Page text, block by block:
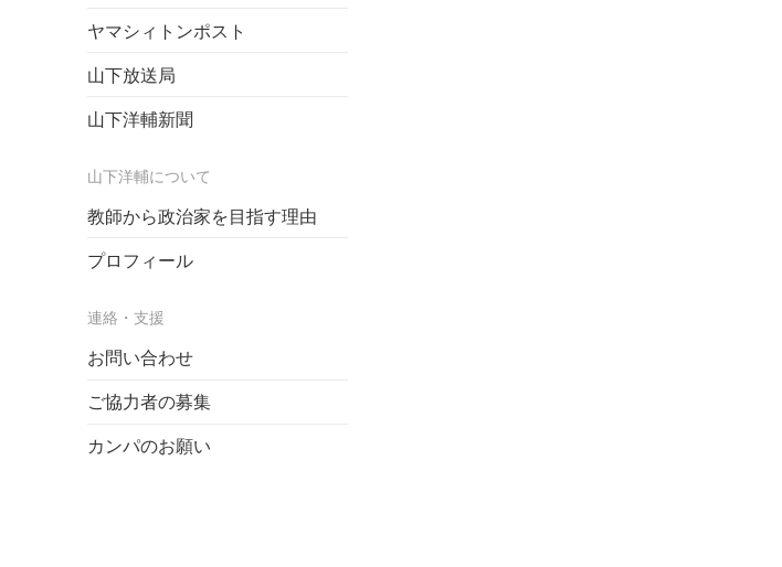
ヤマシィトンポスト
山下放送局
山下洋輔新聞
山下洋輔について
教師から政治家を目指す理由
プロフィール
連絡・支援
お問い合わせ
ご協力者の募集
カンパのお願い